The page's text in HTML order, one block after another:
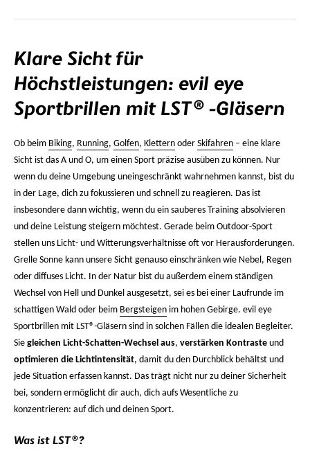
Klare Sicht für
Höchstleistungen: evil eye
Sportbrillen mit LST® -Gläsern
Ob beim Biking, Running, Golfen, Klettern oder Skifahren – eine klare
Sicht ist das A und O, um einen Sport präzise ausüben zu können. Nur
wenn du deine Umgebung uneingeschränkt wahrnehmen kannst, bist du
in der Lage, dich zu fokussieren und schnell zu reagieren. Das ist
insbesondere dann wichtig, wenn du ein sauberes Training absolvieren
und deine Leistung steigern möchtest. Gerade beim Outdoor-Sport
stellen uns Licht- und Witterungsverhältnisse oft vor Herausforderungen.
Grelle Sonne kann unsere Sicht genauso einschränken wie Nebel, Regen
oder diffuses Licht. In der Natur bist du außerdem einem ständigen
Wechsel von Hell und Dunkel ausgesetzt, sei es bei einer Laufrunde im
schattigen Wald oder beim Bergsteigen im hohen Gebirge. evil eye
Sportbrillen mit LST®-Gläsern sind in solchen Fällen die idealen Begleiter.
Sie gleichen Licht-Schatten-Wechsel aus, verstärken Kontraste und
optimieren die Lichtintensität, damit du den Durchblick behältst und
jede Situation erfassen kannst. Das trägt nicht nur zu deiner Sicherheit
bei, sondern ermöglicht dir auch, dich aufs Wesentliche zu
konzentrieren: auf dich und deinen Sport.
Was ist LST®?